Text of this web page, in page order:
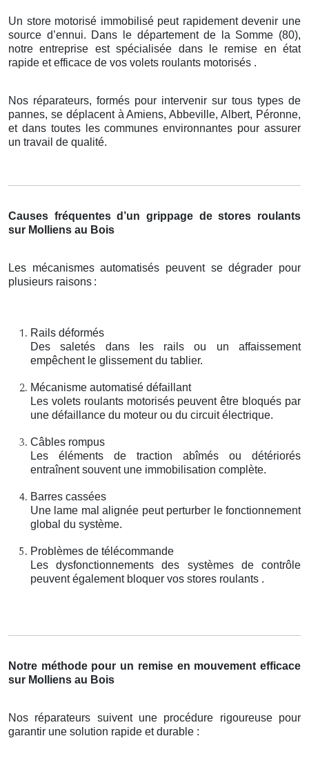
Un store motorisé immobilisé peut rapidement devenir une
source d’ennui. Dans le département de la Somme (80),
notre entreprise est spécialisée dans le remise en état
rapide et efficace de vos volets roulants motorisés .
Nos réparateurs, formés pour intervenir sur tous types de
pannes, se déplacent à Amiens, Abbeville, Albert, Péronne,
et dans toutes les communes environnantes pour assurer
un travail de qualité.
Causes fréquentes d’un grippage de stores roulants
sur Molliens au Bois
Les mécanismes automatisés peuvent se dégrader pour
plusieurs raisons :
Rails déformés
Des saletés dans les rails ou un affaissement
empêchent le glissement du tablier.
Mécanisme automatisé défaillant
Les volets roulants motorisés peuvent être bloqués par
une défaillance du moteur ou du circuit électrique.
Câbles rompus
Les éléments de traction abîmés ou détériorés
entraînent souvent une immobilisation complète.
Barres cassées
Une lame mal alignée peut perturber le fonctionnement
global du système.
Problèmes de télécommande
Les dysfonctionnements des systèmes de contrôle
peuvent également bloquer vos stores roulants .
Notre méthode pour un remise en mouvement efficace
sur Molliens au Bois
Nos réparateurs suivent une procédure rigoureuse pour
garantir une solution rapide et durable :